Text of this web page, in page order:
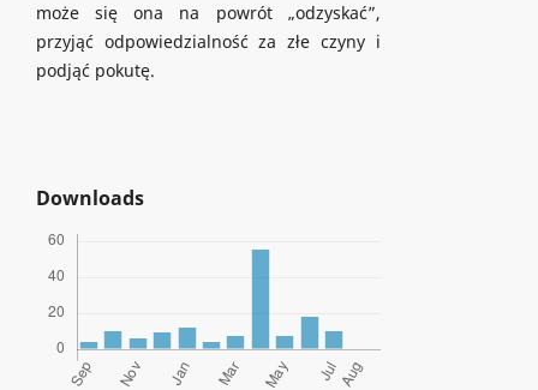
może się ona na powrót „odzyskać”,
przyjąć odpowiedzialność za złe czyny i
podjąć pokutę.
Downloads